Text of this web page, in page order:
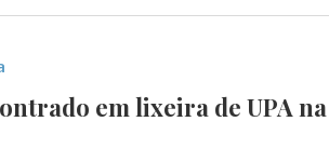
em lixeira de UPA na